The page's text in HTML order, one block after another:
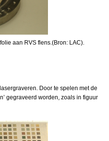
aan RVS flens.(Bron: LAC).
Door te spelen met de
gegraveerd worden, zoals in figuur